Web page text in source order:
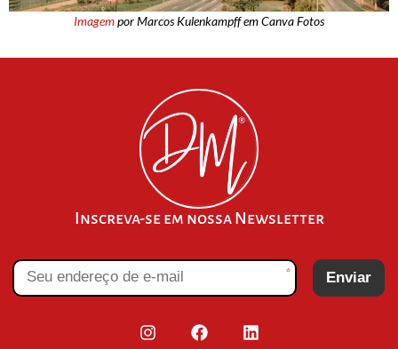
Imagempor Marcos Kulenkampff em Canva Fotos
Inscreva-se em nossa Newsletter
* Enviar